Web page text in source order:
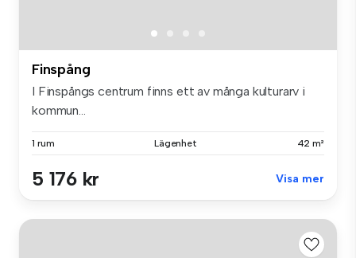
Finspång
I Finspångs centrum finns ett av många kulturarv i
kommun...
1 rum Lägenhet 42 m²
5 176 kr Visa mer